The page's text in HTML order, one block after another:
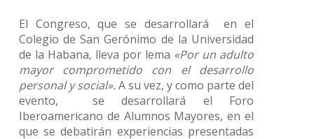
El Congreso, que se desarrollará en el
Colegio de San Gerónimo de la Universidad
de la Habana, lleva por lema «Por un adulto
mayor comprometido con el desarrollo
personal y social». A su vez, y como parte del
evento, se desarrollará el Foro
Iberoamericano de Alumnos Mayores, en el
que se debatirán experiencias presentadas